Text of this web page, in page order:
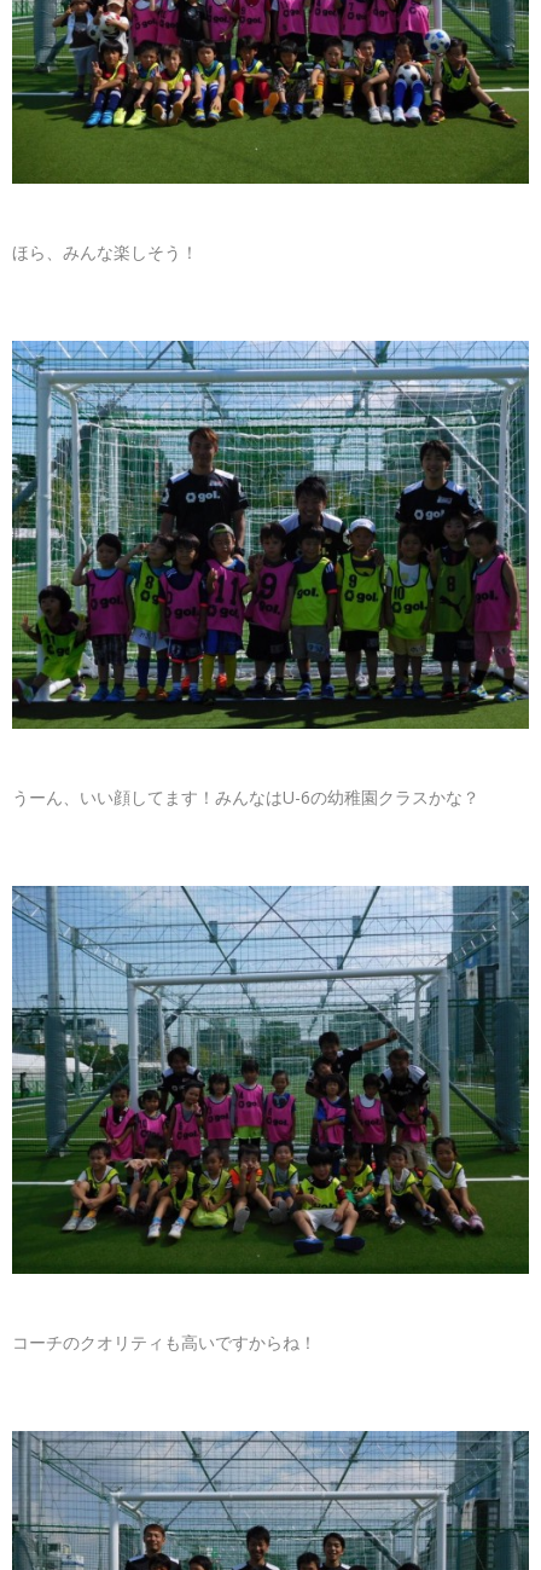
ほら、みんな楽しそう！
うーん、いい顔してます！みんなはU-6の幼稚園クラスかな？
コーチのクオリティも高いですからね！